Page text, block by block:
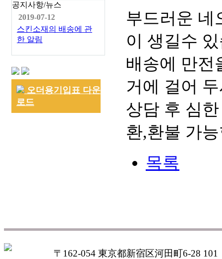
공지사항/뉴스
2019-07-12
스킨소재의 배송에 관
한 알림
오더용기입표 다운
로드
부드러운 네
이 생길수
배송에 만전
거에 걸어
상담 후 심
환,환불 가
목록
〒162-054 東京都新宿区河田町6-28 101